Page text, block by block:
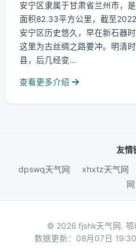
安宁区隶属于甘肃省兰州市，
面积82.33平方公里，截至
安宁区历史悠久，早在新石器
这里为古丝绸之路要冲。明清
县，后几经变...
查看更多介绍
友情
dpswq天气网
xhxtz天气网
网
© 2026 fjshk天气网. 鄂
数据更新：08月07日